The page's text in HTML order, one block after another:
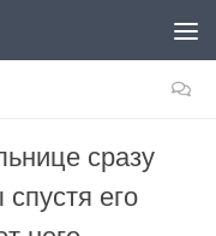
сразу
его